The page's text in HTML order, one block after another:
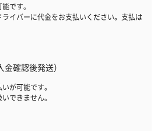
です。
イバーに代金をお支払いください。支払は
確認後発送）
が可能です。
できません。